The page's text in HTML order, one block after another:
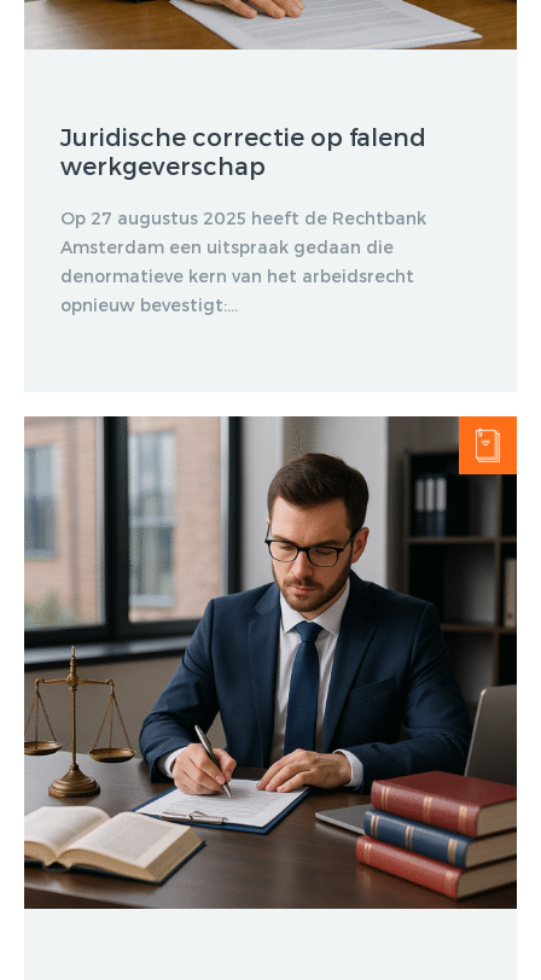
Juridische correctie op falend
werkgeverschap
Op 27 augustus 2025 heeft de Rechtbank
Amsterdam een uitspraak gedaan die
denormatieve kern van het arbeidsrecht
opnieuw bevestigt:...